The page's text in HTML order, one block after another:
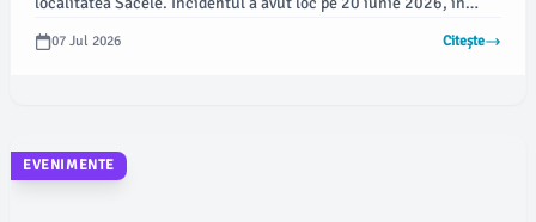
jurul orei 10:20, iar plutonierul Dragoș Aghion, aflat în timpul
liber, a intervenit înainte ca echipajele specializate să sosească,
07 Jul 2026 Citește
EVENIMENTE